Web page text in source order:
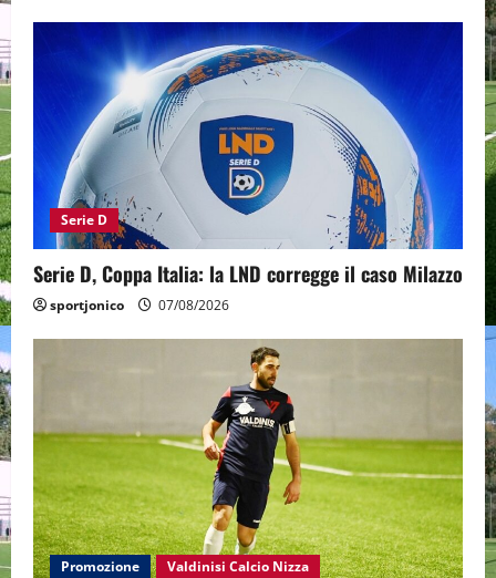
Serie D
Serie D, Coppa Italia: la LND corregge il caso Milazzo
sportjonico 07/08/2026
Promozione Valdinisi Calcio Nizza